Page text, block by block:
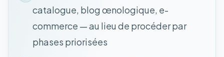
catalogue, blog œnologique, e-
commerce — au lieu de procéder par
phases priorisées